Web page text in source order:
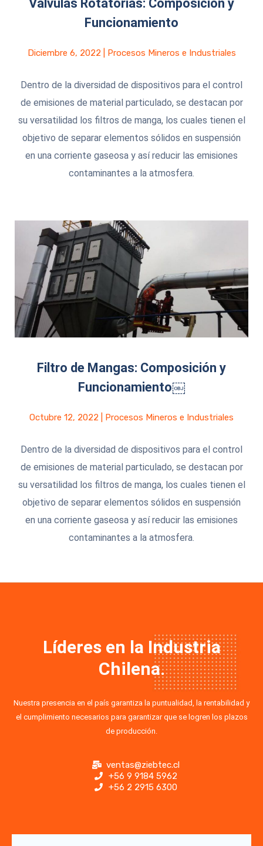
Valvulas Rotatorias: Composición y
Funcionamiento
Diciembre 6, 2022 Procesos Mineros e Industriales
Dentro de la diversidad de dispositivos para el control
de emisiones de material particulado, se destacan por
su versatilidad los filtros de manga, los cuales tienen el
objetivo de separar elementos sólidos en suspensión
en una corriente gaseosa y así reducir las emisiones
contaminantes a la atmosfera.
Filtro de Mangas: Composición y
Funcionamiento￼
Octubre 12, 2022 Procesos Mineros e Industriales
Dentro de la diversidad de dispositivos para el control
de emisiones de material particulado, se destacan por
su versatilidad los filtros de manga, los cuales tienen el
objetivo de separar elementos sólidos en suspensión
en una corriente gaseosa y así reducir las emisiones
contaminantes a la atmosfera.
Líderes en la Industria
Chilena.
Nuestra presencia en el país garantiza la puntualidad, la rentabilidad y
el cumplimiento necesarios para garantizar que se logren los plazos
de producción.
ventas@ziebtec.cl
+56 9 9184 5962
+56 2 2915 6300